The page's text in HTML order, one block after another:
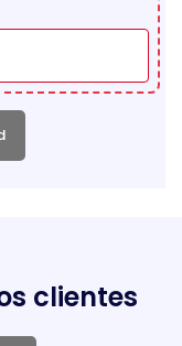
clientes